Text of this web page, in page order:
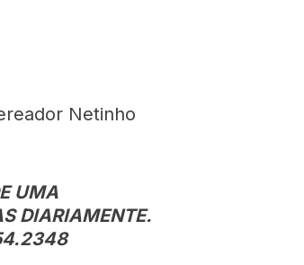
Netinho
UMA
DIARIAMENTE.